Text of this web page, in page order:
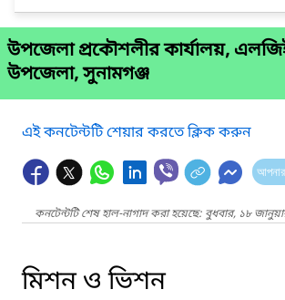
উপজেলা প্রকৌশলীর কার্যালয়,
উপজেলা, সুনামগঞ্জ
এই কনটেন্টটি শেয়ার করতে ক্লিক করুন
কনটেন্টটি শেষ হাল-নাগাদ করা হয়েছে: বুধবার, ১৮
মিশন ও ভিশন